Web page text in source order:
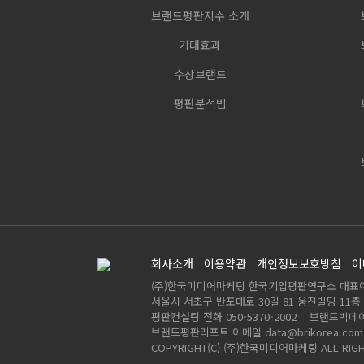
브랜드평판지수 소개
기대효과
수상브랜드
평판분석법
회사소개 이용약관 개인정보보호방침
(주)한국미디어마케팅 한국기업평판연구소 대표
서울시 서초구 반포대로 30길 81 웅진빌딩 11
평판컨설팅 전화 050-5370-2002 브랜드빅데
브랜드평판리포트 이메일
COPYRIGHT(C) (주)한국미디어마케팅 ALL